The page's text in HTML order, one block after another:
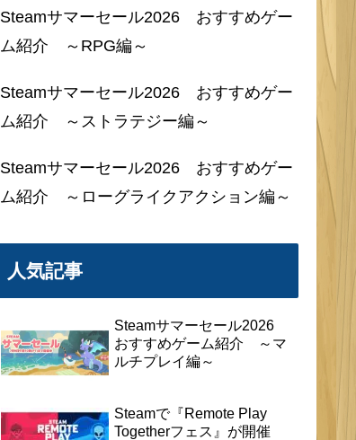
Steamサマーセール2026 おすすめゲー
ム紹介 ～RPG編～
Steamサマーセール2026 おすすめゲー
ム紹介 ～ストラテジー編～
Steamサマーセール2026 おすすめゲー
ム紹介 ～ローグライクアクション編～
人気記事
Steamサマーセール2026
おすすめゲーム紹介 ～マ
ルチプレイ編～
Steamで『Remote Play
Togetherフェス』が開催